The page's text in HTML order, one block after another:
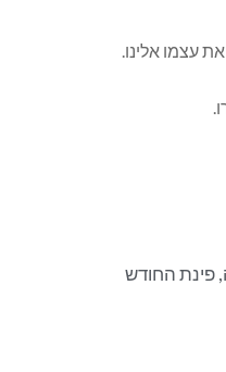
עצמו אלינו.
,פינת החודש